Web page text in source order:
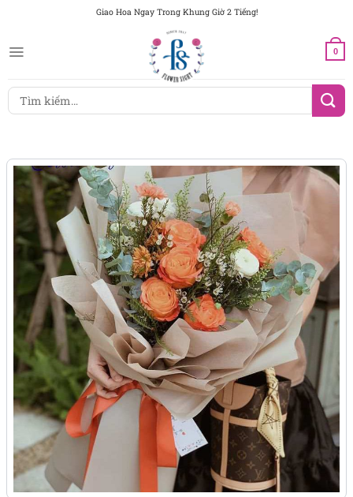
dung
Giao Hoa Ngay Trong Khung Giờ 2 Tiếng!
0
Tìm
kiếm: